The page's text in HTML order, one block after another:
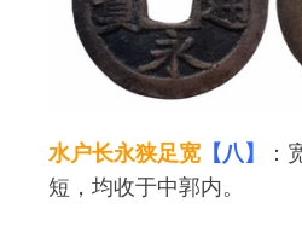
水户长永狭足宽 【八】
：
短，均收于中郭内。